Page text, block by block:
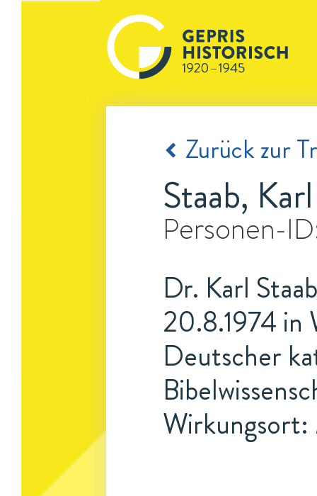
Zurück zur
Staab, Karl
Personen-
Dr. Karl
20.8.1974 in
Deutscher